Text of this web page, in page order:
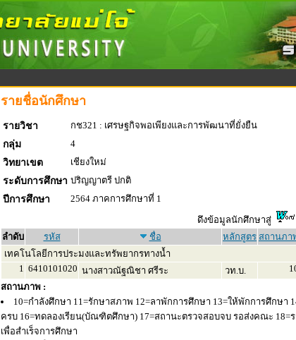
รายชื่อนักศึกษา
รายวิชา
กช321 : เศรษฐกิจพอเพียงและการพัฒนาที่ยั่งยืน
กลุ่ม
4
วิทยาเขต
เชียงใหม่
ระดับการศึกษา ปริญญาตรี ปกติ
ปีการศึกษา
2564 ภาคการศึกษาที่ 1
ดึงข้อมูลนักศึกษาสู่
ลำดับ
รหัส ชื่อ หลักสูตร สถานภา
เทคโนโลยีการประมงและทรัพยากรทางน้ำ
1 6410101020 นางสาวณัฐณิชา ศรีระ วท.บ.
สถานภาพ :
10=กำลังศึกษา 11=รักษาสภาพ 12=ลาพักการศึกษา 13=ให้พักการศึกษา
ครบ 16=ทดลองเรียน(บัณฑิตศึกษา) 17=สถานะตรวจสอบจบ รอส่งคณะ 18=
เพื่อสำเร็จการศึกษา